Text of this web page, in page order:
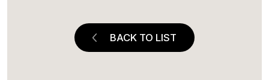
BACK TO LIST